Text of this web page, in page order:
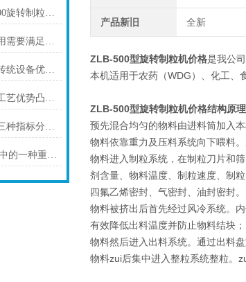
如何进一步提高ZLB-500旋转制粒机的成品率
ZLB-500旋转制粒机使用需要满足什么要求
ZLB-500旋转制粒机较传统设备优势的体现在哪些方面
ZLB-500旋转制粒机的工艺优势凸显在哪些方面
ZLB-500旋转制粒机的三种指标分别有什么要求
干法制粒机是制药行业中的一种重要设备
产品新旧 全新
ZLB-500型旋转制粒机价格是我公
本机适用于农药（WDG）、化工、
ZLB-500型旋转制粒机价格结构原理
预先混合均匀的物料由进料筒加入
物料依靠重力及压料系统向下喂料
物料进入制粒系统，在制粒刀片和
剂含量、物料温度、制粒速度、制
四氟乙烯密封、气密封、油封密封。
物料被挤出后首先经过风冷系统。
有效降低出料温度并防止物料结块
物料然后进入出料系统。通过出料盘
物料zui后集中进入整粒系统整粒。